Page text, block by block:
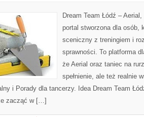
Dream Team Łódź –
portal stworzona dla osób,
sceniczny z treningiem i
sprawności. To platforma
że Aerial oraz taniec na
spełnienie, ale też realnie
i Porady dla tancerzy. Idea Dream Team
zacząć w […]